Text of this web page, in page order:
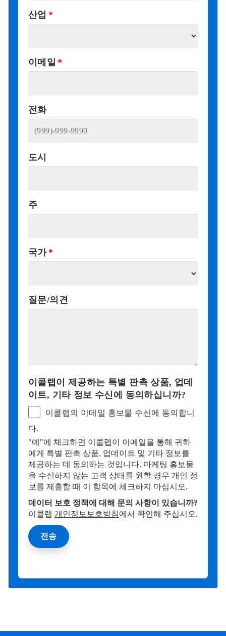
산업
이메일
전화
도시
주
국가
질문/의견
이콜랩이 제공하는 특별 판촉 상품, 업데
이트, 기타 정보 수신에 동의하십니까?​​​​​​​
이콜랩의 이메일 홍보물 수신에 동의합니
다.
"예"에 체크하면 이콜랩이 이메일을 통해 귀하
에게 특별 판촉 상품, 업데이트 및 기타 정보를
제공하는 데 동의하는 것입니다. 마케팅 홍보물
을 수신하지 않는 고객 상태를 원할 경우 개인 정
보를 제출할 때 이 항목에 체크하지 마십시오.
데이터 보호 정책에 대해 문의 사항이 있습니까?
이콜랩 개인정보보호방침에서 확인해 주십시오.